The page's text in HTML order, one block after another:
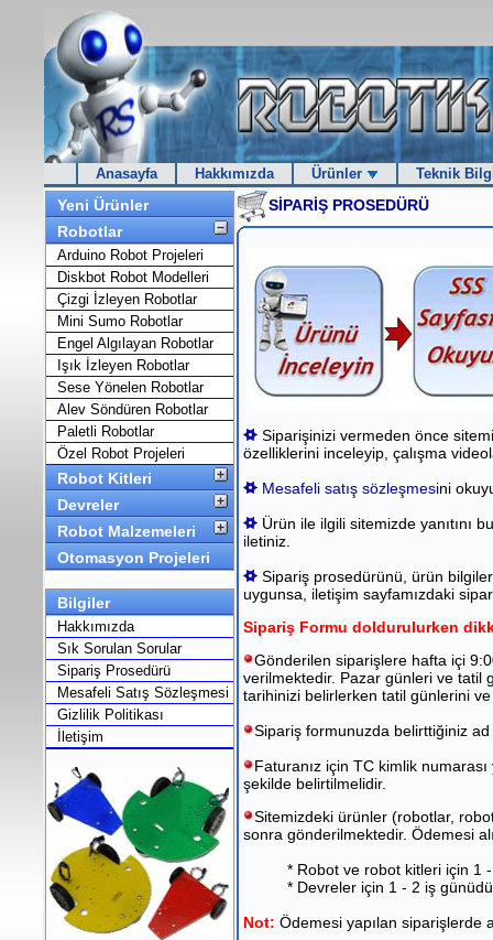
Anasayfa Hakkımızda Ürünler Teknik
Yeni Ürünler
Robotlar
Arduino Robot Projeleri
Diskbot Robot Modelleri
Çizgi İzleyen Robotlar
Mini Sumo Robotlar
Engel Algılayan Robotlar
Işık İzleyen Robotlar
Sese Yönelen Robotlar
Alev Söndüren Robotlar
Paletli Robotlar
Özel Robot Projeleri
Robot Kitleri
Devreler
Robot Malzemeleri
Otomasyon Projeleri
Bilgiler
Hakkımızda
Sık Sorulan Sorular
Sipariş Prosedürü
Mesafeli Satış Sözleşmesi
Gizlilik Politikası
İletişim
SİPARİŞ PROSEDÜRÜ
Siparişinizi vermeden önce
özelliklerini inceleyip, çalışma
Mesafeli satış sözleşmesini
Ürün ile ilgili sitemizde yanıtını
iletiniz.
Sipariş prosedürünü, ürün
uygunsa, iletişim sayfamızdaki
Sipariş Formu doldurulurken
Gönderilen siparişlere hafta içi
verilmektedir. Pazar günleri ve tatil
tarihinizi belirlerken tatil günlerini
Sipariş formunuzda belirttiğiniz
Faturanız için TC kimlik
şekilde belirtilmelidir.
Sitemizdeki ürünler (robotlar,
sonra gönderilmektedir. Ödemesi
* Robot ve robot kitleri için 1
* Devreler için 1 - 2 iş
Not: Ödemesi yapılan siparişlerde